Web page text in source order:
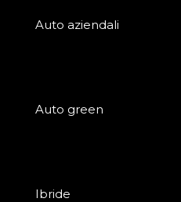
Auto aziendali
Auto green
Ibride